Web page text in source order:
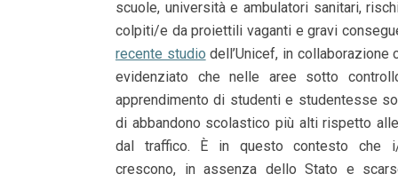
scuole, università e ambulatori sanitari,
colpiti/e da proiettili vaganti e gravi
recente studio dell’Unicef, in collaborazione
evidenziato che nelle aree sotto
apprendimento di studenti e studentesse
di abbandono scolastico più alti rispetto
dal traffico. È in questo contesto che
crescono, in assenza dello Stato e